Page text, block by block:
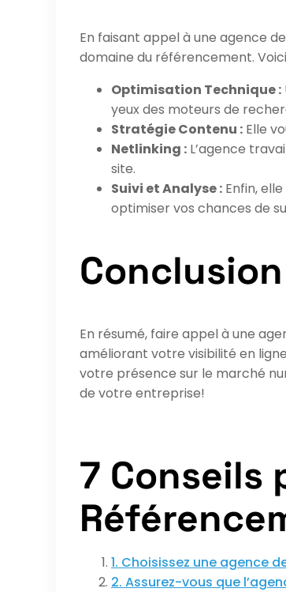
En faisant appel à une agence
domaine du référencement.
Optimisation Technique :
yeux des moteurs de
Stratégie Contenu : Elle
Netlinking : L’agence
site.
Suivi et Analyse : Enfin,
optimiser vos chances de
Conclusion
En résumé, faire appel à une
améliorant votre visibilité en
votre présence sur le marché
de votre entreprise!
7 Conseils
1. Choisissez une agence
2. Assurez-vous que